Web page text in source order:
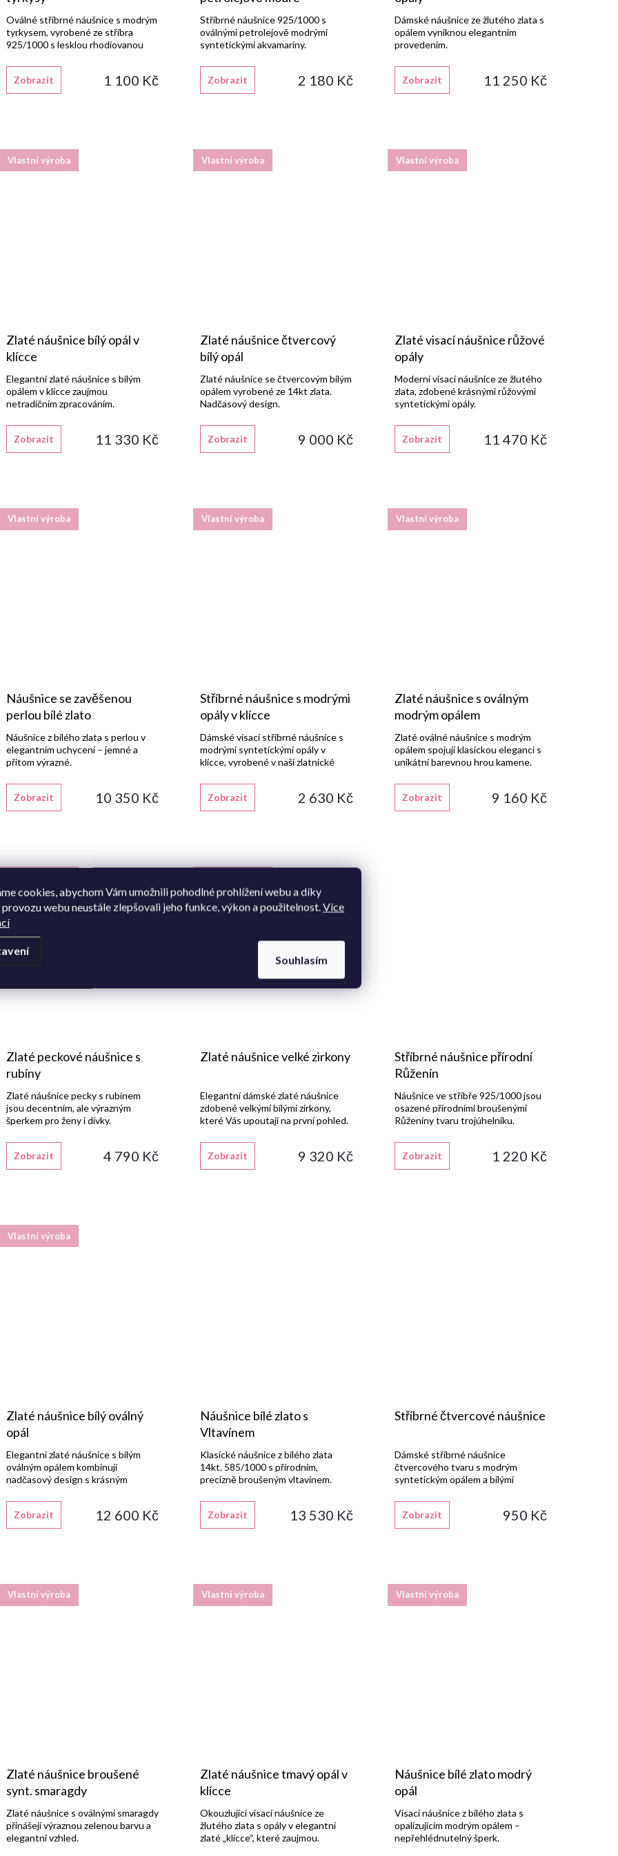
cookies, abychom Vám umožnili pohodlné prohlížení webu a díky
provozu webu neustále zlepšovali jeho funkce, výkon a použitelnost.Více
Souhlasím
1 100 Kč
Zobrazit
Oválné stříbrné náušnice s modrým
tyrkysem, vyrobené ze stříbra
925/1000 s lesklou rhodiovanou
zapínáním.
akvamaríny
2 180 Kč
Zobrazit
Stříbrné náušnice 925/1000 s
oválnými petrolejově modrými
syntetickými akvamaríny.
11 250 Kč
Zobrazit
Dámské náušnice ze žlutého zlata s
opálem vyniknou elegantním
provedením.
Vlastní výroba
Zlaté náušnice bílý opál v
klícce
11 330 Kč
Zobrazit
Elegantní zlaté náušnice s bílým
opálem v klícce zaujmou
netradičním zpracováním.
Vlastní výroba
Zlaté náušnice čtvercový
bílý opál
9 000 Kč
Zobrazit
Zlaté náušnice se čtvercovým bílým
opálem vyrobené ze 14kt zlata.
Nadčasový design.
Vlastní výroba
Zlaté visací náušnice růžové
opály
11 470 Kč
Zobrazit
Moderní visací náušnice ze žlutého
zlata, zdobené krásnými růžovými
syntetickými opály.
Vlastní výroba
Náušnice se zavěšenou
perlou bílé zlato
10 350 Kč
Zobrazit
Náušnice z bílého zlata s perlou v
elegantním uchycení – jemné a
přitom výrazné.
Vlastní výroba
Stříbrné náušnice s modrými
opály v klícce
2 630 Kč
Zobrazit
Dámské visací stříbrné náušnice s
modrými syntetickými opály v
klícce, vyrobené v naší zlatnické
rhodiovanou úpravou.
Vlastní výroba
Zlaté náušnice s oválným
modrým opálem
9 160 Kč
Zobrazit
Zlaté oválné náušnice s modrým
opálem spojují klasickou eleganci s
unikátní barevnou hrou kamene.
Zlaté peckové náušnice s
rubíny
4 790 Kč
Zobrazit
Zlaté náušnice pecky s rubínem
jsou decentním, ale výrazným
šperkem pro ženy i dívky.
Zlaté náušnice velké zirkony
9 320 Kč
Zobrazit
Elegantní dámské zlaté náušnice
zdobené velkými bílými zirkony,
které Vás upoutají na první pohled.
Stříbrné náušnice přírodní
Růženín
1 220 Kč
Zobrazit
Náušnice ve stříbře 925/1000 jsou
osazené přírodními broušenými
Růženíny tvaru trojúhelníku.
Vlastní výroba
Zlaté náušnice bílý oválný
opál
12 600 Kč
Zobrazit
Elegantní zlaté náušnice s bílým
oválným opálem kombinují
nadčasový design s krásným
Náušnice bílé zlato s
Vltavínem
13 530 Kč
Zobrazit
Klasické náušnice z bílého zlata
14kt. 585/1000 s přírodním,
precizně broušeným vltavínem.
Stříbrné čtvercové náušnice
950 Kč
Zobrazit
Dámské stříbrné náušnice
čtvercového tvaru s modrým
syntetickým opálem a bílými
925/1000 s lesklou rhodiovanou
úpravou.
Vlastní výroba
Zlaté náušnice broušené
synt. smaragdy
Zlaté náušnice s oválnými smaragdy
přinášejí výraznou zelenou barvu a
elegantní vzhled.
Vlastní výroba
Zlaté náušnice tmavý opál v
klícce
Okouzlující visací náušnice ze
žlutého zlata s opály v elegantní
zlaté „klícce“, které zaujmou.
Vlastní výroba
Náušnice bílé zlato modrý
opál
Visací náušnice z bílého zlata s
opalizujícím modrým opálem –
nepřehlédnutelný šperk.